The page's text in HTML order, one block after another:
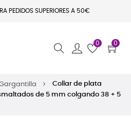
PEDIDOS SUPERIORES A 50€
0 0
Collar de plata
de 5 mm colgando 38 + 5